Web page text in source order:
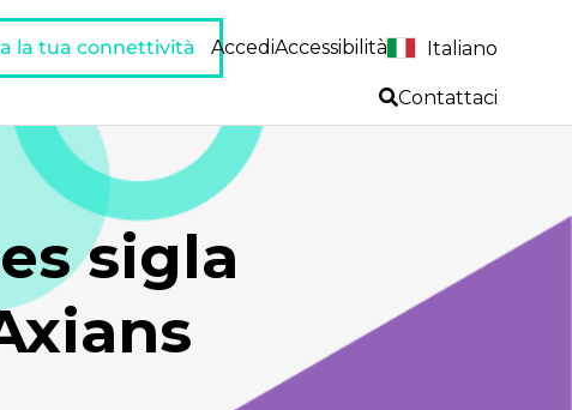
la tua connettività AccediAccessibilità Italiano
Contattaci
sigla